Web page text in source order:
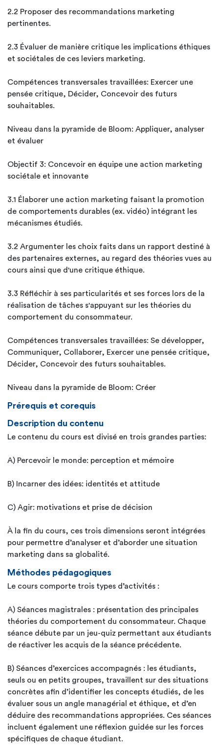
2.2 Proposer des recommandations marketing
pertinentes.
2.3 Évaluer de manière critique les implications éthiques
et sociétales de ces leviers marketing.
Compétences transversales travaillées: Exercer une
pensée critique, Décider, Concevoir des futurs
souhaitables.
Niveau dans la pyramide de Bloom: Appliquer, analyser
et évaluer
Objectif 3: Concevoir en équipe une action marketing
sociétale et innovante
3.1 Élaborer une action marketing faisant la promotion
de comportements durables (ex. vidéo) intégrant les
mécanismes étudiés.
3.2 Argumenter les choix faits dans un rapport destiné à
des partenaires externes, au regard des théories vues au
cours ainsi que d'une critique éthique.
3.3 Réfléchir à ses particularités et ses forces lors de la
réalisation de tâches s'appuyant sur les théories du
comportement du consommateur.
Compétences transversales travaillées: Se développer,
Communiquer, Collaborer, Exercer une pensée critique,
Décider, Concevoir des futurs souhaitables.
Niveau dans la pyramide de Bloom: Créer
Prérequis et corequis
Description du contenu
Le contenu du cours est divisé en trois grandes parties:
A) Percevoir le monde: perception et mémoire
B) Incarner des idées: identités et attitude
C) Agir: motivations et prise de décision
À la fin du cours, ces trois dimensions seront intégrées
pour permettre d’analyser et d’aborder une situation
marketing dans sa globalité.
Méthodes pédagogiques
Le cours comporte trois types d’activités :
A) Séances magistrales : présentation des principales
théories du comportement du consommateur. Chaque
séance débute par un jeu-quiz permettant aux étudiants
de réactiver les acquis de la séance précédente.
B) Séances d’exercices accompagnés : les étudiants,
seuls ou en petits groupes, travaillent sur des situations
concrètes afin d’identifier les concepts étudiés, de les
évaluer sous un angle managérial et éthique, et d’en
déduire des recommandations appropriées. Ces séances
incluent également une réflexion guidée sur les forces
spécifiques de chaque étudiant.